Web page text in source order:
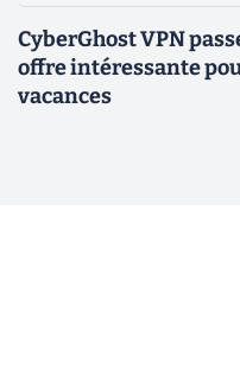
CyberGhost VPN
offre intéressante
vacances